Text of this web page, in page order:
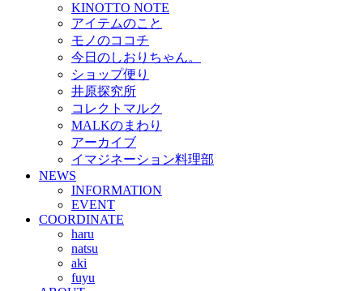
KINOTTO NOTE
アイテムのこと
モノのココチ
今日のしおりちゃん。
ショップ便り
井原探究所
コレクトマルク
MALKのまわり
アーカイブ
イマジネーション料理部
NEWS
INFORMATION
EVENT
COORDINATE
haru
natsu
aki
fuyu